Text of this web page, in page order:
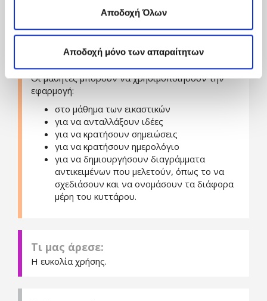
επιλέγοντας «Ρυθμίσεις Cookies», και τροποποίησε ανά
Αποδοχή Όλων
Αποδοχή μόνο των απαραίτητων
Οι εκπαιδευτικοί μπορούν να τη
χρησιμοποιήσουν για να διδάξουν τη θεωρία των
χρωμάτων και πώς τα χρώματα μπορούν να
αναμιχθούν μεταξύ τους.
Οι μαθητές μπορούν να χρησιμοποιήσουν την
εφαρμογή:
στο μάθημα των εικαστικών
για να ανταλλάξουν ιδέες
για να κρατήσουν σημειώσεις
για να κρατήσουν ημερολόγιο
για να δημιουργήσουν διαγράμματα
αντικειμένων που μελετούν, όπως το να
σχεδιάσουν και να ονομάσουν τα διάφορα
μέρη του κυττάρου.
Τι μας άρεσε:
Η ευκολία χρήσης.